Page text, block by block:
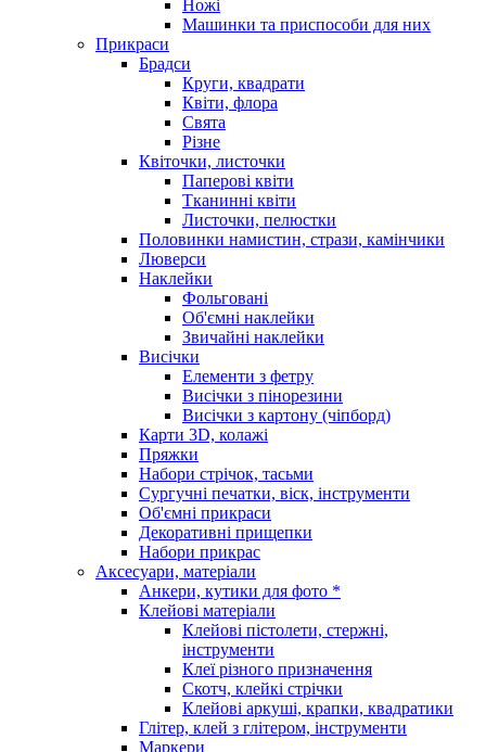
Ножі
Машинки та приспособи для них
Прикраси
Брадси
Круги, квадрати
Квіти, флора
Свята
Різне
Квіточки, листочки
Паперові квіти
Тканинні квіти
Листочки, пелюстки
Половинки намистин, стрази, камінчики
Люверси
Наклейки
Фольговані
Об'ємні наклейки
Звичайні наклейки
Висічки
Елементи з фетру
Висічки з пінорезини
Висічки з картону (чіпборд)
Карти 3D, колажі
Пряжки
Набори стрічок, тасьми
Сургучні печатки, віск, інструменти
Об'ємні прикраси
Декоративні прищепки
Набори прикрас
Аксесуари, матеріали
Анкери, кутики для фото *
Клейові матеріали
Клейові пістолети, стержні,
інструменти
Клеї різного призначення
Скотч, клейкі стрічки
Клейові аркуші, крапки, квадратики
Глітер, клей з глітером, інструменти
Маркери